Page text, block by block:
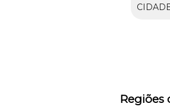
Regiões